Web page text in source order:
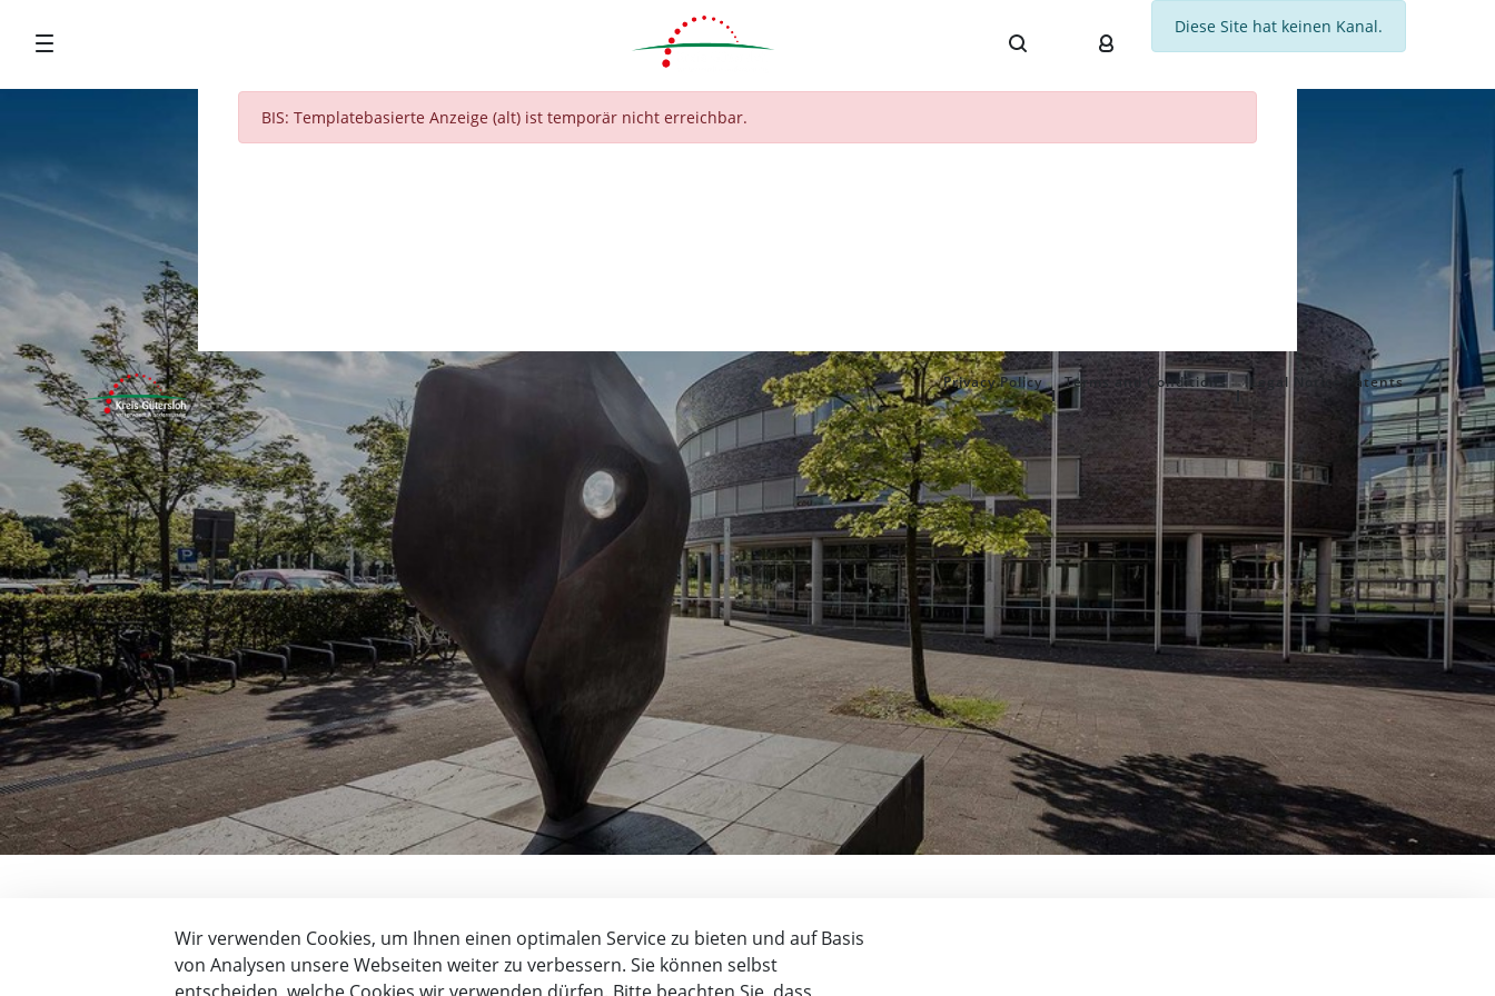
Diese Site hat keinen Kanal.
BIS: Templatebasierte Anzeige (alt) ist temporär nicht erreichbar.
Privacy Policy Terms and Conditions Legal Notice Patents
Wir verwenden Cookies, um Ihnen einen optimalen Service zu bieten und auf Basis
von Analysen unsere Webseiten weiter zu verbessern. Sie können selbst